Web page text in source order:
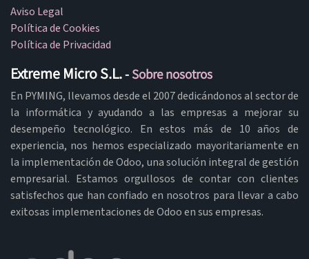
Aviso Legal
Política de Cookies
Política de Privacidad
Extreme Micro S.L.- Sobre nosotros
En PYMING, llevamos desde el 2007 dedicándonos al sector de
la informática y ayudando a las empresas a mejorar su
desempeño tecnológico. En estos más de 10 años de
experiencia, nos hemos especializado mayoritariamente en
la implementación de Odoo, una solución integral de gestión
empresarial. Estamos orgullosos de contar con clientes
satisfechos que han confiado en nosotros para llevar a cabo
exitosas implementaciones de Odoo en sus empresas.